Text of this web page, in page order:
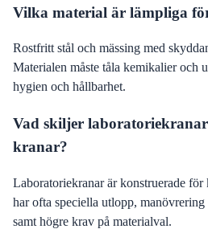
Vilka material är lämpliga
Rostfritt stål och mässing med
Materialen måste tåla kemikalier och
hygien och hållbarhet.
Vad skiljer
kranar?
Laboratoriekranar är konstruerade för
har ofta speciella utlopp,
samt högre krav på materialval.